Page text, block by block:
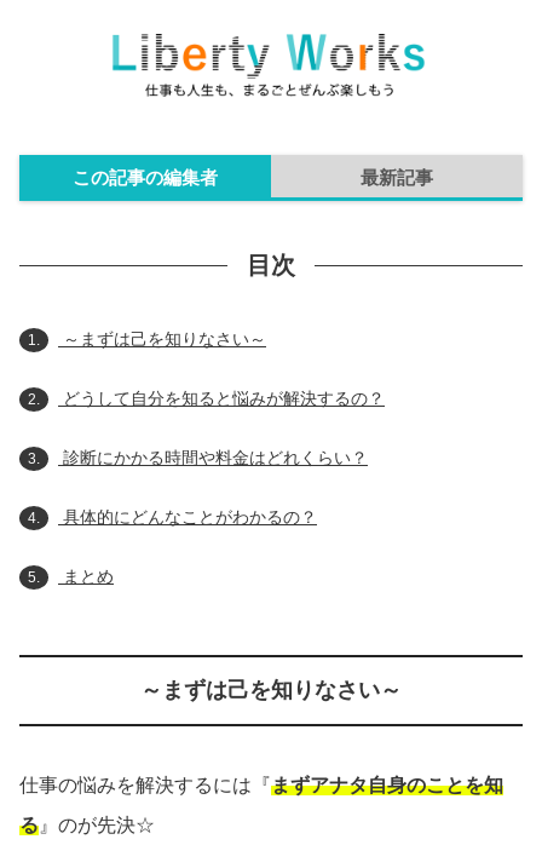
この記事の編集者 最新記事
目次
1. ～まずは己を知りなさい～
2. どうして自分を知ると悩みが解決するの？
3. 診断にかかる時間や料金はどれくらい？
4. 具体的にどんなことがわかるの？
5. まとめ
～まずは己を知りなさい～
仕事の悩みを解決するには『まずアナタ自身のことを知
る 』のが先決☆